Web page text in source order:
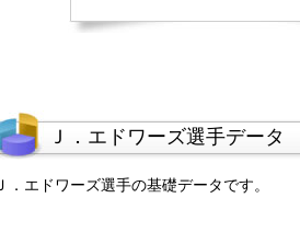
Ｊ．エドワーズ選手データ
Ｊ．エドワーズ選手の基礎データです。